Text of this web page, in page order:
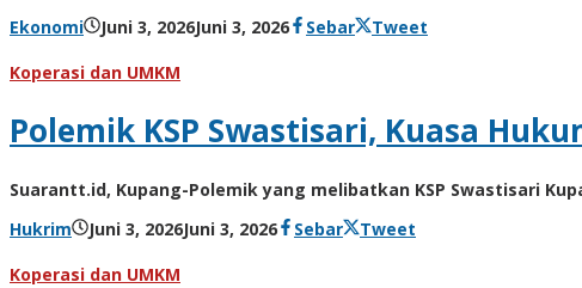
Ekonomi
Juni 3, 2026Juni 3, 2026olehSebar
Tweet
Koperasi dan UMKM
Polemik KSP Swastisari, Kuasa
Suarantt.id, Kupang-Polemik yang melibatkan KSP Swastisari
Hukrim
Juni 3, 2026Juni 3, 2026olehSebar
Tweet
Koperasi dan UMKM